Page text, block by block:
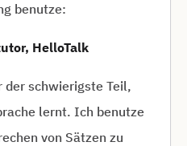
benutze:
HelloTalk
der schwierigste Teil,
lernt. Ich benutze
von Sätzen zu